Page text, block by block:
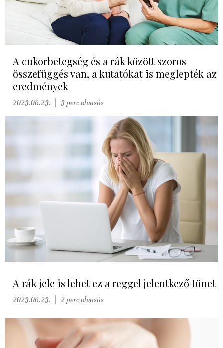
A cukorbetegség és a rák között szoros
összefüggés van, a kutatókat is meglepték az
eredmények
2023.06.23. 3 perc olvasás
A rák jele is lehet ez a reggel jelentkező tünet
2023.06.23. 2 perc olvasás